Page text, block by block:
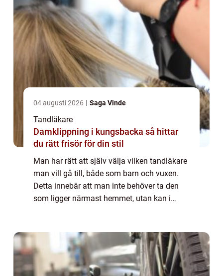
04 augusti 2026 Saga Vinde
Tandläkare
Damklippning i kungsbacka så hittar
du rätt frisör för din stil
Man har rätt att själv välja vilken tandläkare
man vill gå till, både som barn och vuxen.
Detta innebär att man inte behöver ta den
som ligger närmast hemmet, utan kan i